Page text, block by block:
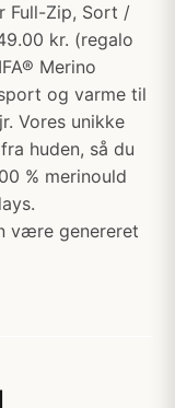
Full-Zip, Sort /
kr. (regalo
Merino
og varme til
Vores unikke
huden, så du
% merinould
være genereret